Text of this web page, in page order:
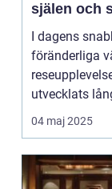
själen och
I dagens
föränderliga
utvecklats
bortom ...
04 maj 2025